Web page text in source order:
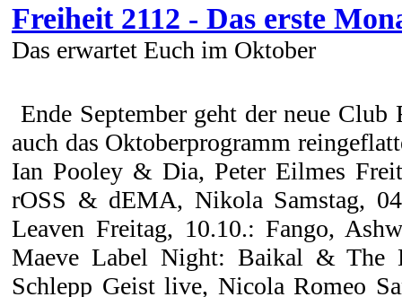
Freiheit 2112 - Das erste
Das erwartet Euch im Oktober
Ende September geht der neue
auch das Oktoberprogramm
Ian Pooley & Dia, Peter Eilmes
rOSS & dEMA, Nikola Samstag,
Leaven Freitag, 10.10.: Fango,
Maeve Label Night: Baikal & The
Schlepp Geist live, Nicola Romeo